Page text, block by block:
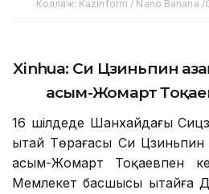
Коллаж: Kazinform / Nano Banana /
Xinhua: Си Цзиньпин
Қасым-Жомарт
16 шілдеде Шанхайдағы
Қытай Төрағасы Си Цзиньпин
Қасым-Жомарт Тоқаевпен
Мемлекет басшысы Қытайға